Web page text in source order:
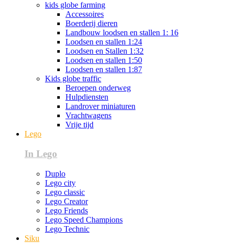
kids globe farming
Accessoires
Boerderij dieren
Landbouw loodsen en stallen 1: 16
Loodsen en stallen 1:24
Loodsen en Stallen 1:32
Loodsen en stallen 1:50
Loodsen en stallen 1:87
Kids globe traffic
Beroepen onderweg
Hulpdiensten
Landrover miniaturen
Vrachtwagens
Vrije tijd
Lego
In Lego
Duplo
Lego city
Lego classic
Lego Creator
Lego Friends
Lego Speed Champions
Lego Technic
Siku